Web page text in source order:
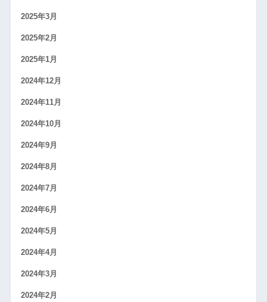
2025年3月
2025年2月
2025年1月
2024年12月
2024年11月
2024年10月
2024年9月
2024年8月
2024年7月
2024年6月
2024年5月
2024年4月
2024年3月
2024年2月